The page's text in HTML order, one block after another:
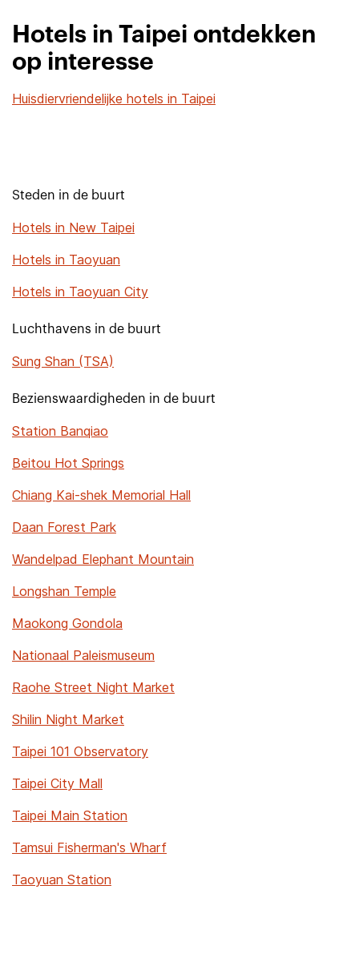
Hotels in Taipei ontdekken
op interesse
Huisdiervriendelijke hotels in Taipei
Steden in de buurt
Hotels in New Taipei
Hotels in Taoyuan
Hotels in Taoyuan City
Luchthavens in de buurt
Sung Shan (TSA)
Bezienswaardigheden in de buurt
Station Banqiao
Beitou Hot Springs
Chiang Kai-shek Memorial Hall
Daan Forest Park
Wandelpad Elephant Mountain
Longshan Temple
Maokong Gondola
Nationaal Paleismuseum
Raohe Street Night Market
Shilin Night Market
Taipei 101 Observatory
Taipei City Mall
Taipei Main Station
Tamsui Fisherman's Wharf
Taoyuan Station